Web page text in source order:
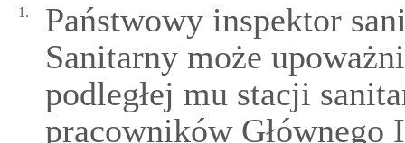
1.
Państwowy inspektor
Sanitarny może
podległej mu stacji
pracowników Głównego